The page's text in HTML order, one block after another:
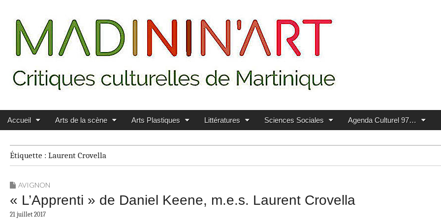
MADININ'ART
Main menu
Skip to content
Accueil Arts de la scène Arts Plastiques Littératures Sciences Sociales Agenda Culturel 97…
Étiquette : Laurent Crovella
AVIGNON
« L’Apprenti » de Daniel Keene, m.e.s. Laurent Crovella
21 juillet 2017